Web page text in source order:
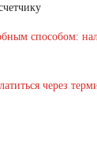
способом:
через